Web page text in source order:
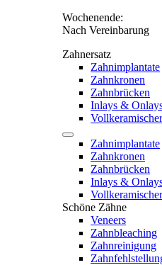
Wochenende:
Nach Vereinbarung
Zahnersatz
Zahnimplantate
Zahnkronen
Zahnbrücken
Inlays &
Zahnimplantate
Zahnkronen
Zahnbrücken
Inlays &
Schöne Zähne
Veneers
Zahnbleaching
Zahnreinigung